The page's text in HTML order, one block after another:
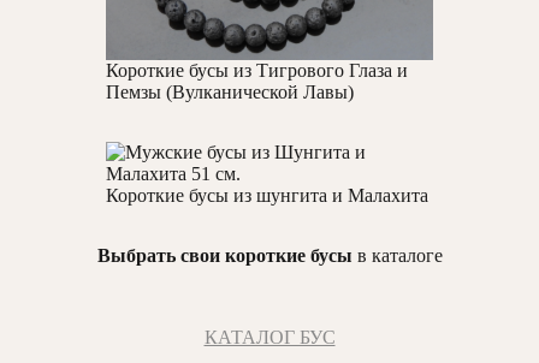
Короткие бусы из Тигрового Глаза и
Пемзы (Вулканической Лавы)
Короткие бусы из шунгита и Малахита
Выбрать свои короткие бусы в каталоге
КАТАЛОГ БУС